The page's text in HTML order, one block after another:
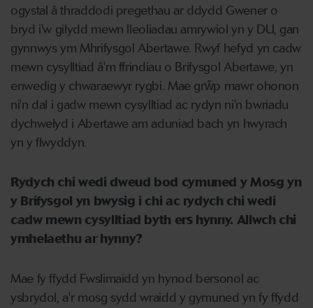
ogystal â thraddodi pregethau ar ddydd Gwener o
bryd i'w gilydd mewn lleoliadau amrywiol yn y DU, gan
gynnwys ym Mhrifysgol Abertawe. Rwyf hefyd yn cadw
mewn cysylltiad â'm ffrindiau o Brifysgol Abertawe, yn
enwedig y chwaraewyr rygbi. Mae grŵp mawr ohonon
ni'n dal i gadw mewn cysylltiad ac rydyn ni'n bwriadu
dychwelyd i Abertawe am aduniad bach yn hwyrach
yn y flwyddyn.
Rydych chi wedi dweud bod cymuned y Mosg yn
y Brifysgol yn bwysig i chi ac rydych chi wedi
cadw mewn cysylltiad byth ers hynny. Allwch chi
ymhelaethu ar hynny?
Mae fy ffydd Fwslimaidd yn hynod bersonol ac
ysbrydol, a'r mosg sydd wraidd y gymuned yn fy ffydd